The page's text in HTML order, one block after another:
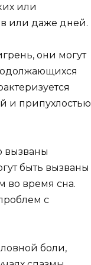
или
или даже дней.
они могут
и припухлостью
вызваны
быть вызваны
во время сна.
с
боли,